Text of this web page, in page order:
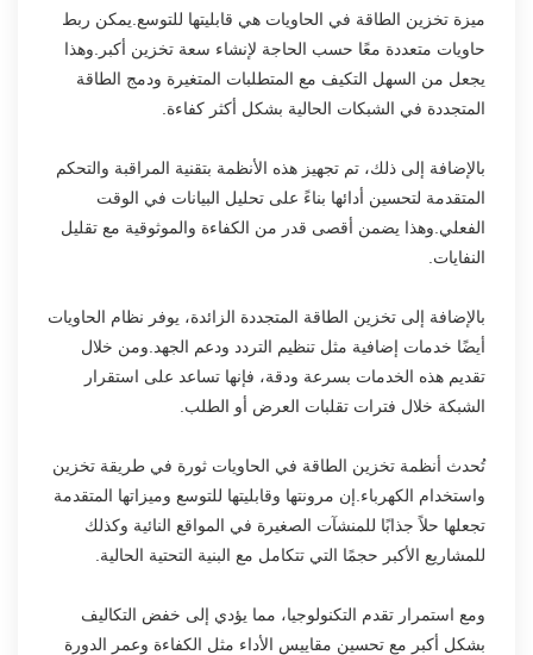
ميزة تخزين الطاقة في الحاويات هي قابليتها للتوسع.يمكن ربط
حاويات متعددة معًا حسب الحاجة لإنشاء سعة تخزين أكبر.وهذا
يجعل من السهل التكيف مع المتطلبات المتغيرة ودمج الطاقة
المتجددة في الشبكات الحالية بشكل أكثر كفاءة.
بالإضافة إلى ذلك، تم تجهيز هذه الأنظمة بتقنية المراقبة والتحكم
المتقدمة لتحسين أدائها بناءً على تحليل البيانات في الوقت
الفعلي.وهذا يضمن أقصى قدر من الكفاءة والموثوقية مع تقليل
النفايات.
بالإضافة إلى تخزين الطاقة المتجددة الزائدة، يوفر نظام الحاويات
أيضًا خدمات إضافية مثل تنظيم التردد ودعم الجهد.ومن خلال
تقديم هذه الخدمات بسرعة ودقة، فإنها تساعد على استقرار
الشبكة خلال فترات تقلبات العرض أو الطلب.
تُحدث أنظمة تخزين الطاقة في الحاويات ثورة في طريقة تخزين
واستخدام الكهرباء.إن مرونتها وقابليتها للتوسع وميزاتها المتقدمة
تجعلها حلاً جذابًا للمنشآت الصغيرة في المواقع النائية وكذلك
للمشاريع الأكبر حجمًا التي تتكامل مع البنية التحتية الحالية.
ومع استمرار تقدم التكنولوجيا، مما يؤدي إلى خفض التكاليف
بشكل أكبر مع تحسين مقاييس الأداء مثل الكفاءة وعمر الدورة